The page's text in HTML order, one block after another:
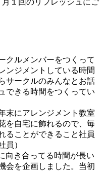
１回のリフレッシュにご
クルメンバーをつくって
ンジメントしている時間
サークルのみんなとお話
できる時間をつくってい
末にアレンジメント教室
を自宅に飾れるので、毎
ることができること社員
員）
向き合ってる時間が長い
会を企画しました。当初